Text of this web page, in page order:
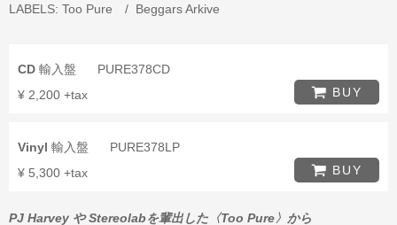
LABELS: Too Pure Beggars Arkive
CD 輸入盤
PURE378CD
¥ 2,200 +tax
BUY
Vinyl 輸入盤
PURE378LP
¥ 5,300 +tax
BUY
PJ Harvey や Stereolabを輩出した〈Too Pure〉から